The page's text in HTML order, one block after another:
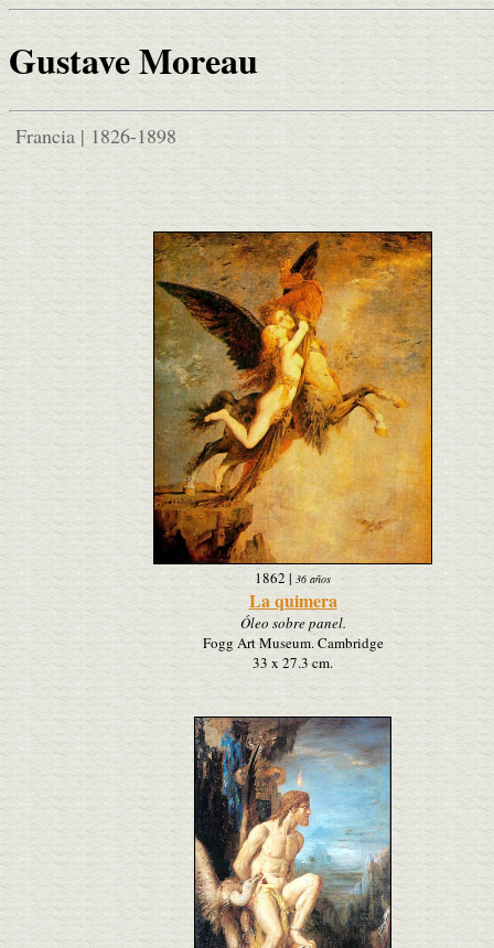
Gustave Moreau
Francia | 1826-1898
1862 | 36 años
La quimera
Óleo sobre panel.
Fogg Art Museum. Cambridge
33 x 27.3 cm.